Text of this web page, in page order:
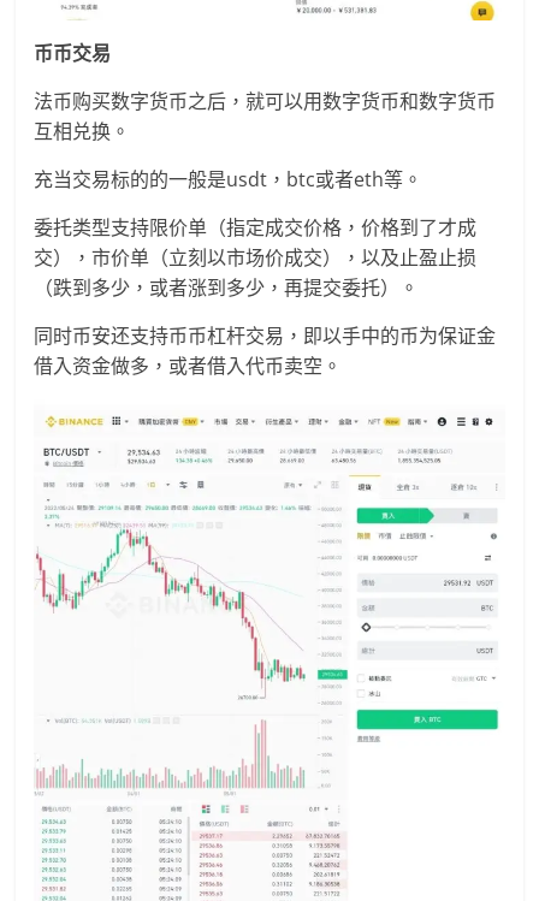
币币交易
法币购买数字货币之后，就可以用数字货币和数字货币
互相兑换。
充当交易标的的一般是usdt，btc或者eth等。
委托类型支持限价单（指定成交价格，价格到了才成
交），市价单（立刻以市场价成交），以及止盈止损
（跌到多少，或者涨到多少，再提交委托）。
同时币安还支持币币杠杆交易，即以手中的币为保证金
借入资金做多，或者借入代币卖空。